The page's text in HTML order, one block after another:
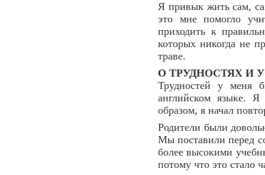
Я привык жить сам,
это мне помогло
приходить к
которых никогда не
траве.
О ТРУДНОСТЯХ И
Трудностей у меня
английском языке.
образом, я начал
Родители были
Мы поставили перед
более высокими
потому что это стало